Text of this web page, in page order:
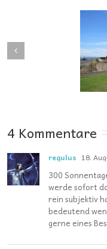
und Windbruch:
4 Kommentare
regulus 18.
300
werde sofort
rein subjektiv
bedeutend
gerne eines